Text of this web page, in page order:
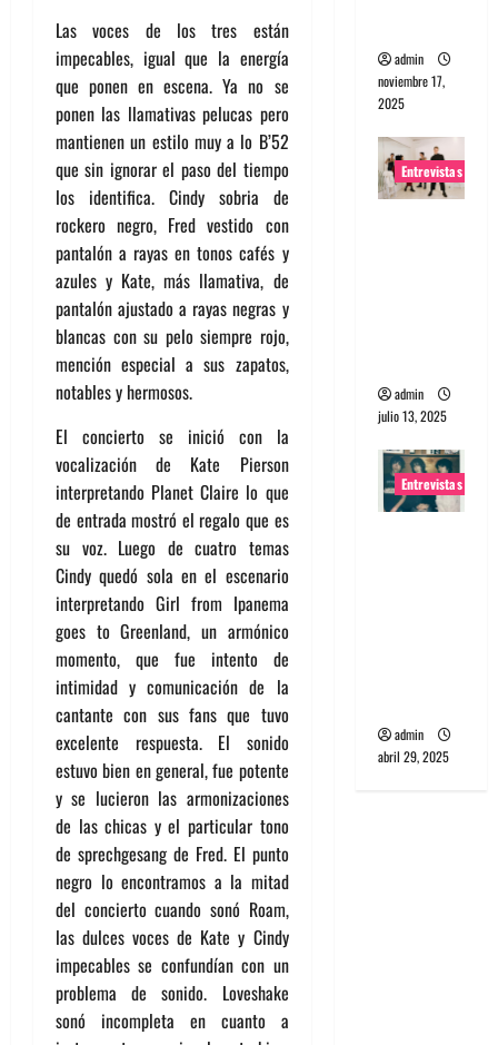
Las voces de los tres están
impecables, igual que la energía
que ponen en escena. Ya no se
ponen las llamativas pelucas pero
mantienen un estilo muy a lo B’52
que sin ignorar el paso del tiempo
los identifica. Cindy sobria de
rockero negro, Fred vestido con
pantalón a rayas en tonos cafés y
azules y Kate, más llamativa, de
pantalón ajustado a rayas negras y
blancas con su pelo siempre rojo,
mención especial a sus zapatos,
notables y hermosos.
El concierto se inició con la
vocalización de Kate Pierson
interpretando Planet Claire lo que
de entrada mostró el regalo que es
su voz. Luego de cuatro temas
Cindy quedó sola en el escenario
interpretando Girl from Ipanema
goes to Greenland, un armónico
momento, que fue intento de
intimidad y comunicación de la
cantante con sus fans que tuvo
excelente respuesta. El sonido
estuvo bien en general, fue potente
y se lucieron las armonizaciones
de las chicas y el particular tono
de sprechgesang de Fred. El punto
negro lo encontramos a la mitad
del concierto cuando sonó Roam,
las dulces voces de Kate y Cindy
impecables se confundían con un
problema de sonido. Loveshake
sonó incompleta en cuanto a
admin
noviembre 17,
2025
Entrevistas
admin
julio 13, 2025
Entrevistas
admin
abril 29, 2025